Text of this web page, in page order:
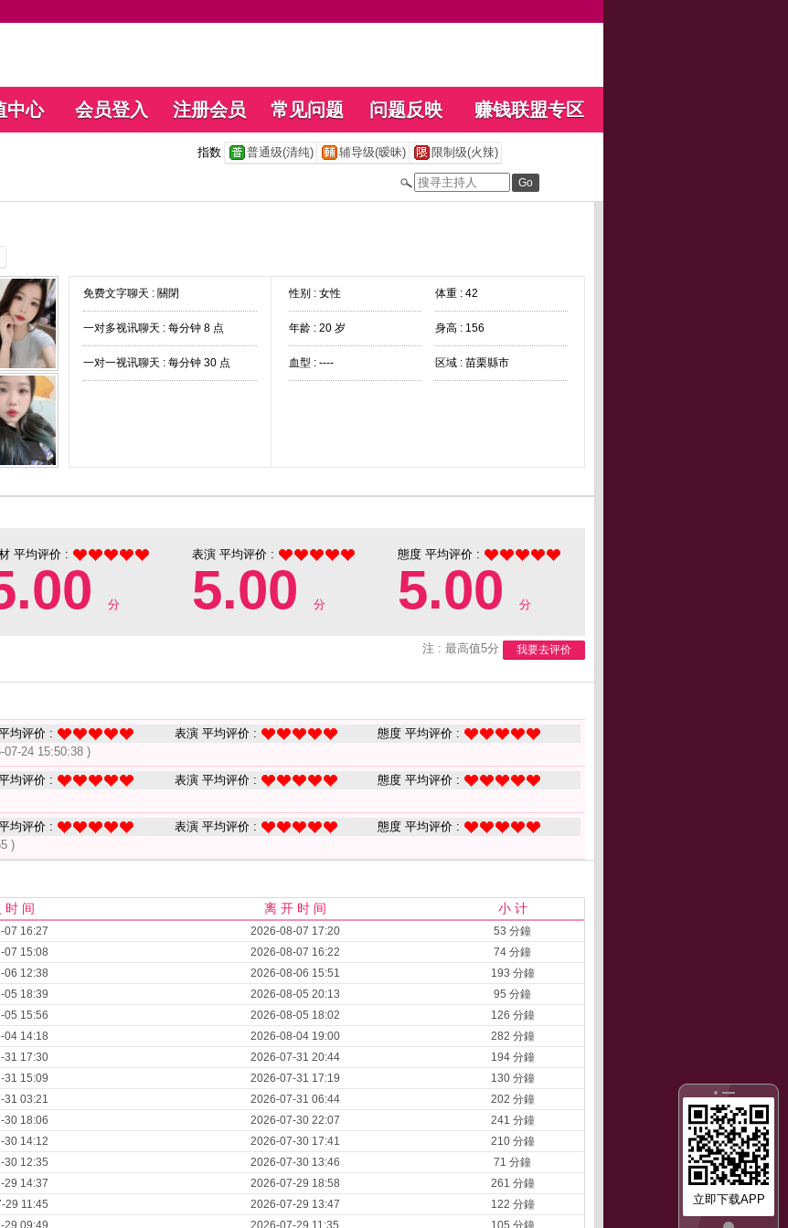
中心 会员登入 注册会员 常见问题 问题反映 赚钱联盟专区
立即下载APP
指数 普通级(清纯) 辅导级(暧昧) 限制级(火辣)
免费文字聊天 : 關閉
一对多视讯聊天 : 每分钟 8 点
一对一视讯聊天 : 每分钟 30 点
性别 : 女性 体重 : 42
年龄 : 20 岁 身高 : 156
血型 : ---- 区域 : 苗栗縣市
平均评价 :
分
表演 平均评价 :
5.00 分
態度 平均评价 :
5.00 分
注 : 最高值5分 我要去评价
均评价 : 表演 平均评价 :
態度 平均评价 :
07-24 15:50:38 )
均评价 : 表演 平均评价 :
態度 平均评价 :
均评价 : 表演 平均评价 :
態度 平均评价 :
)
时 间 离 开 时 间 小 计
07 16:27 2026-08-07 17:20
53 分鐘
07 15:08 2026-08-07 16:22
74 分鐘
06 12:38 2026-08-06 15:51
193 分鐘
05 18:39 2026-08-05 20:13
95 分鐘
05 15:56 2026-08-05 18:02
126 分鐘
04 14:18 2026-08-04 19:00
282 分鐘
31 17:30 2026-07-31 20:44
194 分鐘
31 15:09 2026-07-31 17:19
130 分鐘
31 03:21 2026-07-31 06:44
202 分鐘
30 18:06 2026-07-30 22:07
241 分鐘
30 14:12 2026-07-30 17:41
210 分鐘
30 12:35 2026-07-30 13:46
71 分鐘
29 14:37 2026-07-29 18:58
261 分鐘
29 11:45 2026-07-29 13:47
122 分鐘
29 09:49 2026-07-29 11:35 105 分鐘